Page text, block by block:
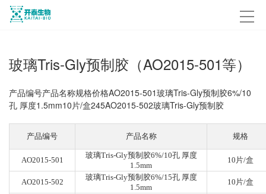
玻璃Tris-Gly预制胶（AO2015-501等）
产品编号产品名称规格价格AO2015-501玻璃Tris-Gly预制胶6%/10
孔 厚度1.5mm10片/盒245AO2015-502玻璃Tris-Gly预制胶
产品编号 产品名称 规格
AO2015-501
玻璃Tris-Gly预制胶6%/10孔 厚度
1.5mm
10片/盒
AO2015-502
玻璃Tris-Gly预制胶6%/15孔 厚度
1.5mm
10片/盒